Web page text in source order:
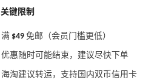
关键限制
满 $49 免邮（会员门槛更低）
优惠随时可能结束，建议尽快下单
海淘建议转运，支持国内双币信用卡
邮
Macy's